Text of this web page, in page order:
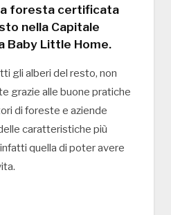
foresta certificata
nella Capitale
Baby Little Home.
gli alberi del resto, non
grazie alle buone pratiche
di foreste e aziende
caratteristiche più
quella di poter avere